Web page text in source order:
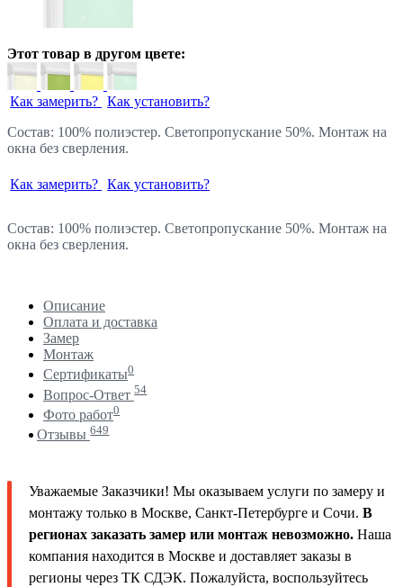
Этот товар в другом цвете:
Как замерить? Как установить?
Состав: 100% полиэстер. Светопропускание 50%. Монтаж на
окна без сверления.
Как замерить? Как установить?
Состав: 100% полиэстер. Светопропускание 50%. Монтаж на
окна без сверления.
Описание
Оплата и доставка
Замер
Монтаж
Сертификаты0
Вопрос-Ответ 54
Фото работ0
Отзывы 649
Уважаемые Заказчики! Мы оказываем услуги по замеру и
монтажу только в Москве, Санкт-Петербурге и Сочи. В
регионах заказать замер или монтаж невозможно. Наша
компания находится в Москве и доставляет заказы в
регионы через ТК СДЭК. Пожалуйста, воспользуйтесь